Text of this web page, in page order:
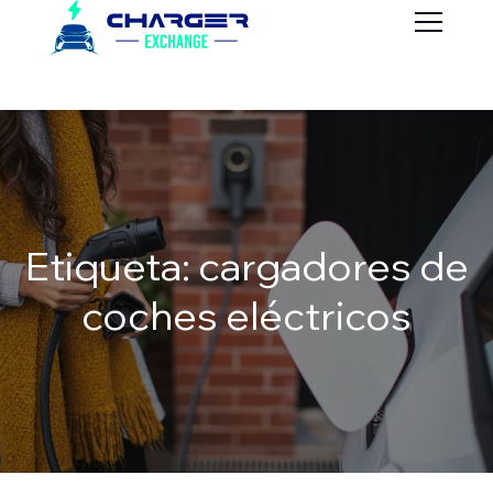
Etiqueta: cargadores de
coches eléctricos